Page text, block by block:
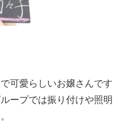
可愛らしいお嬢さんです
ープでは振り付けや照明